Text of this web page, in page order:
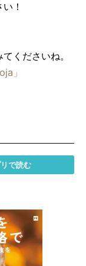
！
くださいね。
」
で読む